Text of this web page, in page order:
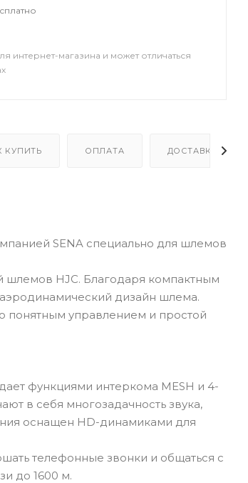
интернет-магазина и может отличаться
КУПИТЬ ОПЛАТА ДОСТАВКА
SENA специально для шлемов
шлемов HJC. Благодаря компактным
дизайн шлема.
понятным управлением и простой
функциями интеркома MESH и 4-
в себя многозадачность звука,
оснащен HD-динамиками для
телефонные звонки и общаться с
до 1600 м.